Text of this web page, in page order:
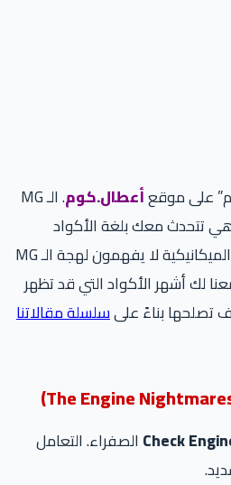
على موقعأعطال.كوم
. الـ MG
تتحدث معك بلغة الأكواد
(DTCs). المشكلة أن أغلب الميكانيكية لا يفهمون لهجة الـ MG
لك أشهر الأكواد التي قد تظهر
تصلحها بناءً علىسلسلة مقالاتنا
Check الصفراء. التعامل